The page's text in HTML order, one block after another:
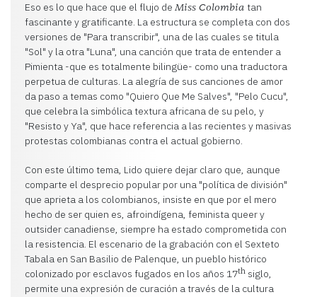
Eso es lo que hace que el flujo de Miss Colombia tan
fascinante y gratificante. La estructura se completa con dos
versiones de "Para transcribir", una de las cuales se titula
"Sol" y la otra "Luna", una canción que trata de entender a
Pimienta -que es totalmente bilingüe- como una traductora
perpetua de culturas. La alegría de sus canciones de amor
da paso a temas como "Quiero Que Me Salves", "Pelo Cucu",
que celebra la simbólica textura africana de su pelo, y
"Resisto y Ya", que hace referencia a las recientes y masivas
protestas colombianas contra el actual gobierno.
Con este último tema, Lido quiere dejar claro que, aunque
comparte el desprecio popular por una "política de división"
que aprieta a los colombianos, insiste en que por el mero
hecho de ser quien es, afroindígena, feminista queer y
outsider canadiense, siempre ha estado comprometida con
la resistencia. El escenario de la grabación con el Sexteto
Tabala en San Basilio de Palenque, un pueblo histórico
colonizado por esclavos fugados en los años 17th siglo,
permite una expresión de curación a través de la cultura